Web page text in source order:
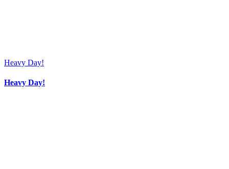
Heavy Day!
Heavy Day!